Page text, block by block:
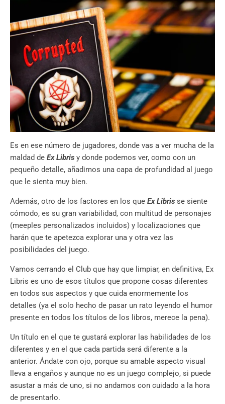
Es en ese número de jugadores, donde vas a ver mucha de la
maldad de Ex Libris y donde podemos ver, como con un
pequeño detalle, añadimos una capa de profundidad al juego
que le sienta muy bien.
Además, otro de los factores en los que Ex Libris se siente
cómodo, es su gran variabilidad, con multitud de personajes
(meeples personalizados incluidos) y localizaciones que
harán que te apetezca explorar una y otra vez las
posibilidades del juego.
Vamos cerrando el Club que hay que limpiar, en definitiva, Ex
Libris es uno de esos títulos que propone cosas diferentes
en todos sus aspectos y que cuida enormemente los
detalles (ya el solo hecho de pasar un rato leyendo el humor
presente en todos los títulos de los libros, merece la pena).
Un título en el que te gustará explorar las habilidades de los
diferentes y en el que cada partida será diferente a la
anterior. Ándate con ojo, porque su amable aspecto visual
lleva a engaños y aunque no es un juego complejo, si puede
asustar a más de uno, si no andamos con cuidado a la hora
de presentarlo.